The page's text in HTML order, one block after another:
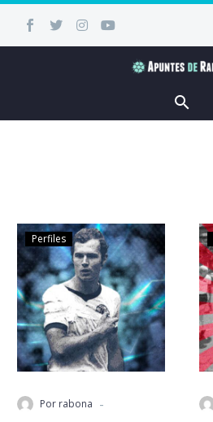
Perfiles
Por rabona -